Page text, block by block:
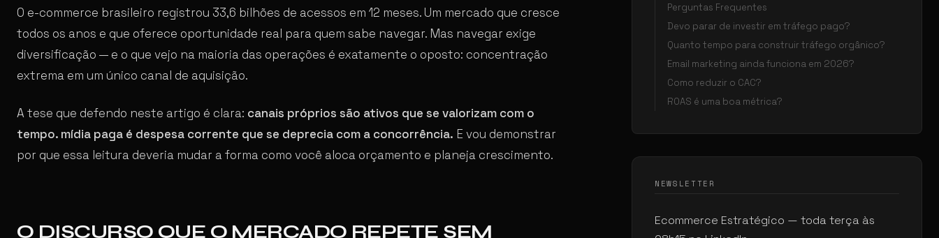
O e-commerce brasileiro registrou 33,6 bilhões de acessos em 12 meses. Um mercado que cresce
todos os anos e que oferece oportunidade real para quem sabe navegar. Mas navegar exige
diversificação — e o que vejo na maioria das operações é exatamente o oposto: concentração
extrema em um único canal de aquisição.
A tese que defendo neste artigo é clara: canais próprios são ativos que se valorizam com o
tempo. mídia paga é despesa corrente que se deprecia com a concorrência. E vou demonstrar
por que essa leitura deveria mudar a forma como você aloca orçamento e planeja crescimento.
O DISCURSO QUE O MERCADO REPETE SEM
Perguntas Frequentes
Devo parar de investir em tráfego pago?
Quanto tempo para construir tráfego orgânico?
Email marketing ainda funciona em 2026?
Como reduzir o CAC?
ROAS é uma boa métrica?
NEWSLETTER
Ecommerce Estratégico — toda terça às